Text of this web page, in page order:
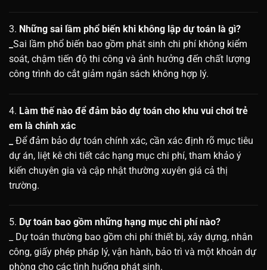
3. Những sai lầm phổ biến khi không lập dự toán là gì?
Sai lầm phổ biến bao gồm phát sinh chi phí không kiểm
soát, chậm tiến độ thi công và ảnh hưởng đến chất lượng
công trình do cắt giảm ngân sách không hợp lý.
4. Làm thế nào để đảm bảo dự toán cho khu vui chơi trẻ
em là chính xác
Để đảm bảo dự toán chính xác, cần xác định rõ mục tiêu
dự án, liệt kê chi tiết các hạng mục chi phí, tham khảo ý
kiến chuyên gia và cập nhật thường xuyên giá cả thị
trường.
5. Dự toán bao gồm những hạng mục chi phí nào?
_ Dự toán thường bao gồm chi phí thiết bị, xây dựng, nhân
công, giấy phép pháp lý, vận hành, bảo trì và một khoản dự
phòng cho các tình huống phát sinh.